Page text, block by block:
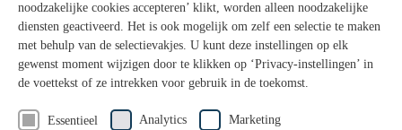
Natuursteenprogramma
Vloerbedekkings- en parketlijmen
Wandegalesaties
Accessoires
PANDOMO®
Badkamerrenovatie met wedi
noodzakelijke cookies accepteren’ klikt, worden alleen noodzakelijke
diensten geactiveerd. Het is ook mogelijk om zelf een selectie te maken
met behulp van de selectievakjes. U kunt deze instellingen op elk
gewenst moment wijzigen door te klikken op ‘Privacy-instellingen’ in
de voettekst of ze intrekken voor gebruik in de toekomst.
Essentieel Analytics Marketing